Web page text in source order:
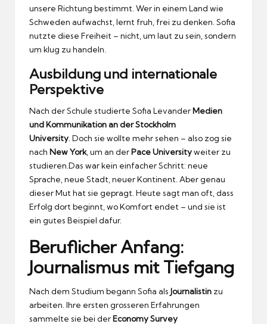
unsere Richtung bestimmt. Wer in einem Land wie
Schweden aufwachst, lernt fruh, frei zu denken. Sofia
nutzte diese Freiheit – nicht, um laut zu sein, sondern
um klug zu handeln.
Ausbildung und internationale
Perspektive
Nach der Schule studierte Sofia LevanderMedien
und Kommunikation an der Stockholm
University Doch sie wollte mehr sehen – also zog sie
nach New York, um an derPace Universityweiter zu
studieren.Das war kein einfacher Schritt: neue
Sprache, neue Stadt, neuer Kontinent. Aber genau
dieser Mut hat sie gepragt. Heute sagt man oft, dass
Erfolg dort beginnt, wo Komfort endet – und sie ist
ein gutes Beispiel dafur.
Beruflicher Anfang:
Journalismus mit Tiefgang
Nach dem Studium begann Sofia als Journalistin zu
arbeiten. Ihre ersten grosseren Erfahrungen
sammelte sie bei derEconomy Survey